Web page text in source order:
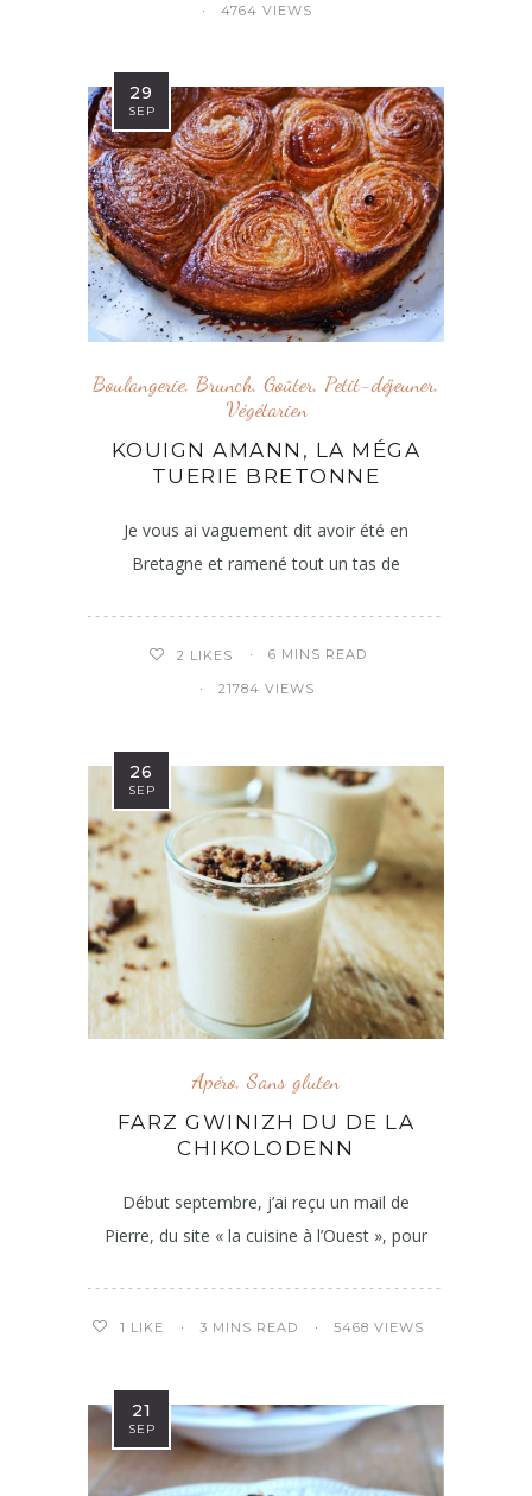
4764 VIEWS
29
SEP
Boulangerie, Brunch, Goûter, Petit-déjeuner,
Végétarien
KOUIGN AMANN, LA MÉGA
TUERIE BRETONNE
Je vous ai vaguement dit avoir été en
Bretagne et ramené tout un tas de
2 LIKES 6 MINS READ
21784 VIEWS
26
SEP
Apéro,Sans gluten
FARZ GWINIZH DU DE LA
CHIKOLODENN
Début septembre, j’ai reçu un mail de
Pierre, du site « la cuisine à l’Ouest », pour
1 LIKE 3 MINS READ 5468 VIEWS
21
SEP